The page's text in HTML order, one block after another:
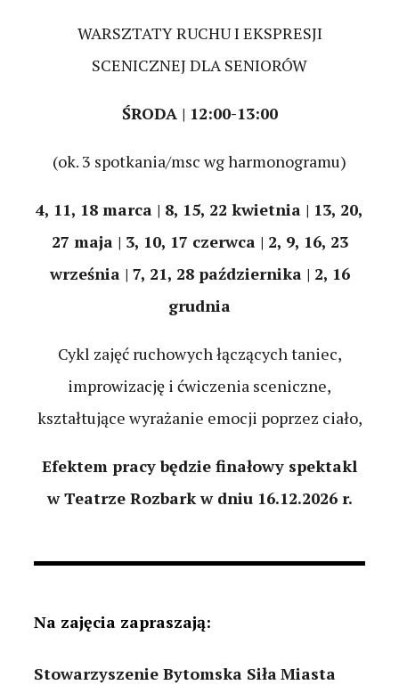
WARSZTATY RUCHU I EKSPRESJI
SCENICZNEJ DLA SENIORÓW
ŚRODA | 12:00-13:00
(ok. 3 spotkania/msc wg harmonogramu)
4, 11, 18 marca | 8, 15, 22 kwietnia | 13, 20,
27 maja | 3, 10, 17 czerwca | 2, 9, 16, 23
września | 7, 21, 28 października | 2, 16
grudnia
Cykl zajęć ruchowych łączących taniec,
improwizację i ćwiczenia sceniczne,
kształtujące wyrażanie emocji poprzez ciało,
Efektem pracy będzie finałowy spektakl
w Teatrze Rozbark w dniu 16.12.2026 r.
Na zajęcia zapraszają:
Stowarzyszenie Bytomska SiłaMiasta